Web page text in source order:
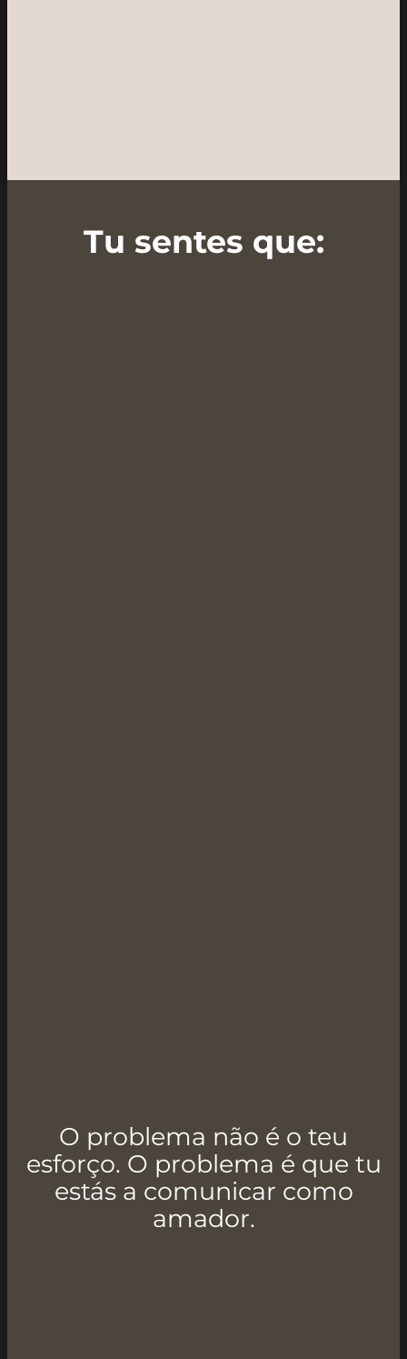
Tu sentes que:
O problema não é o teu
esforço. O problema é que tu
estás a comunicar como
amador.